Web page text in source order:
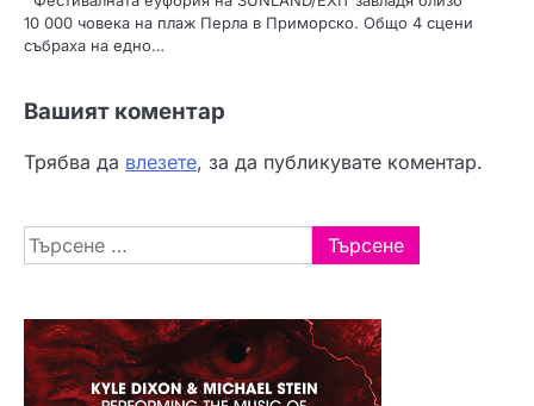
10 000 човека на плаж Перла в Приморско. Общо 4 сцени
събраха на едно…
Вашият коментар
Трябва да влезете, за да публикувате коментар.
Търсене
за: